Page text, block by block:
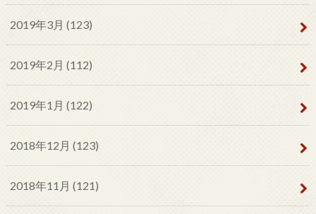
2019年3月 (123)
2019年2月 (112)
2019年1月 (122)
2018年12月 (123)
2018年11月 (121)